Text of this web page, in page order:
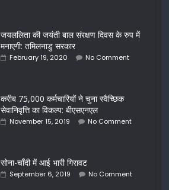
जयललिता की जयंती बाल संरक्षण दिवस के रुप में
मनाएगी: तमिलनाडु सरकार
February 19, 2020 No Comment
करीब 75,000 कर्मचारियों ने चुना स्वैच्छिक
सेवानिवृत्ति का विकल्प: बीएसएनएल
November 15, 2019 No Comment
सोना-चाँदी में आई भारी गिरावट
September 6, 2019 No Comment